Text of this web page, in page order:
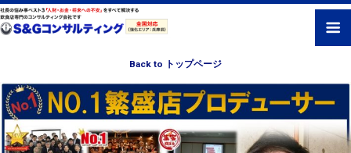
Back to トップページ